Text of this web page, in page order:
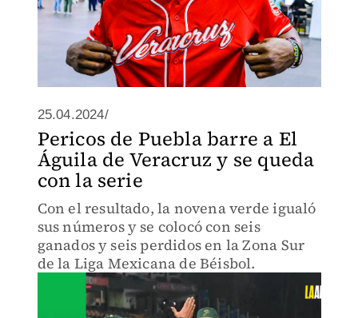
25.04.2024/
Pericos de Puebla barre a El
Águila de Veracruz y se queda
con la serie
Con el resultado, la novena verde igualó
sus números y se colocó con seis
ganados y seis perdidos en la Zona Sur
de la Liga Mexicana de Béisbol.